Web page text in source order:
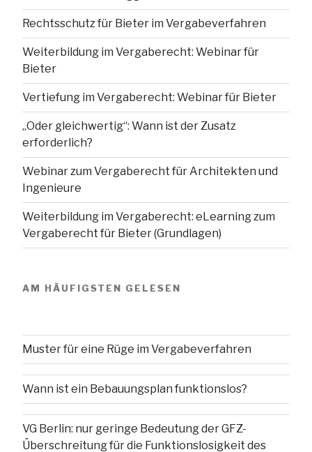
Rechtsschutz für Bieter im Vergabeverfahren
Weiterbildung im Vergaberecht: Webinar für
Bieter
Vertiefung im Vergaberecht: Webinar für Bieter
„Oder gleichwertig“: Wann ist der Zusatz
erforderlich?
Webinar zum Vergaberecht für Architekten und
Ingenieure
Weiterbildung im Vergaberecht: eLearning zum
Vergaberecht für Bieter (Grundlagen)
AM HÄUFIGSTEN GELESEN
Muster für eine Rüge im Vergabeverfahren
Wann ist ein Bebauungsplan funktionslos?
VG Berlin: nur geringe Bedeutung der GFZ-
Überschreitung für die Funktionslosigkeit des